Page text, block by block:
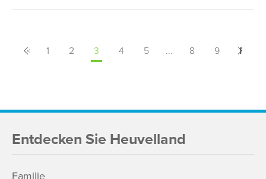
< Vorige
1 2 3 4 5 ... 8 9
Entdecken Sie Heuvelland
Familie